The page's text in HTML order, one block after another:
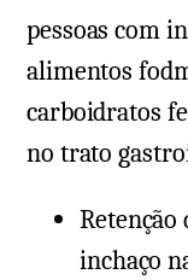
pessoas com
alimentos
carboidratos
no trato
inchaço